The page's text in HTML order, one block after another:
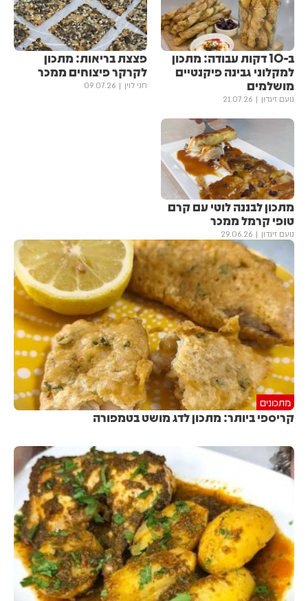
ב-10 דקות עבודה: מתכון
למקלוני גבינה פיקנטיים
מושלמים
נועם זיגדון 21.07.26
פצצת בריאות: מתכון
לקרקר פיצוחים ממכר
חני לוין 09.07.26
מתכון לבננה לוטי עם קרם
טופי קרמל ממכר
נועם זיגדון 29.06.26
מתכונים
קריספי ביותר: מתכון לדג מושט בטמפורה